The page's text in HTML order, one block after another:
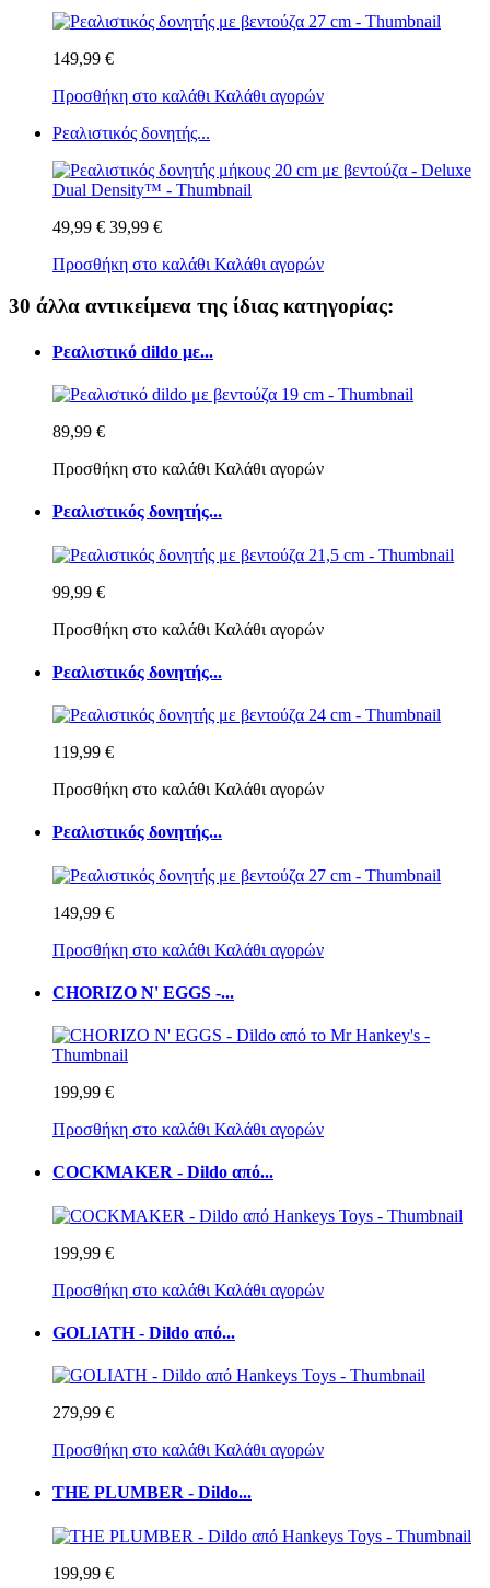
149,99 €
Προσθήκη στο καλάθι Καλάθι αγορών
Ρεαλιστικός δονητής...
49,99 € 39,99 €
Προσθήκη στο καλάθι Καλάθι αγορών
30 άλλα αντικείμενα της ίδιας κατηγορίας:
Ρεαλιστικό dildo με...
89,99 €
Προσθήκη στο καλάθι Καλάθι αγορών
Ρεαλιστικός δονητής...
99,99 €
Προσθήκη στο καλάθι Καλάθι αγορών
Ρεαλιστικός δονητής...
119,99 €
Προσθήκη στο καλάθι Καλάθι αγορών
Ρεαλιστικός δονητής...
149,99 €
Προσθήκη στο καλάθι Καλάθι αγορών
CHORIZO N' EGGS -...
199,99 €
Προσθήκη στο καλάθι Καλάθι αγορών
COCKMAKER - Dildo από...
199,99 €
Προσθήκη στο καλάθι Καλάθι αγορών
GOLIATH - Dildo από...
279,99 €
Προσθήκη στο καλάθι Καλάθι αγορών
THE PLUMBER - Dildo...
199,99 €